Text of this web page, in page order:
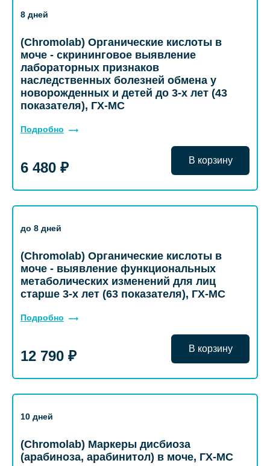
8 дней
(Chromolab) Органические кислоты в
моче - скрининговое выявление
лабораторных признаков
наследственных болезней обмена у
новорожденных и детей до 3-х лет (43
показателя), ГХ-МС
Подробно
6 480 ₽ В корзину
до 8 дней
(Chromolab) Органические кислоты в
моче - выявление функциональных
метаболических изменений для лиц
старше 3-х лет (63 показателя), ГХ-МС
Подробно
12 790 ₽ В корзину
10 дней
(Chromolab) Маркеры дисбиоза
(арабиноза, арабинитол) в моче, ГХ-МС